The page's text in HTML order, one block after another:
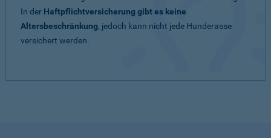
In der Haftpflichtversicherung gibt es keine
Altersbeschränkung, jedoch kann nicht jede Hunderasse
versichert werden.